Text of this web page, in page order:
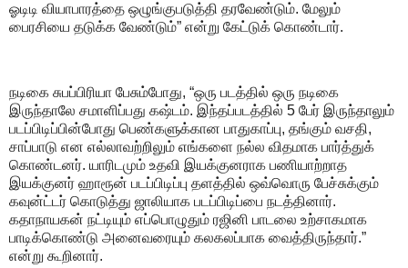
ஓடிடி வியாபாரத்தை ஒழுங்குபடுத்தி தரவேண்டும். மேலும்
பைரசியை தடுக்க வேண்டும்” என்று கேட்டுக் கொண்டார்.
நடிகை சுபப்பிரியா பேசும்போது, “ஒரு படத்தில் ஒரு நடிகை
இருந்தாலே சமாளிப்பது கஷ்டம். இந்தப்படத்தில் 5 பேர் இருந்தாலும்
படப்பிடிப்பின்போது பெண்களுக்கான பாதுகாப்பு, தங்கும் வசதி,
சாப்பாடு என எல்லாவற்றிலும் எங்களை நல்ல விதமாக பார்த்துக்
கொண்டனர். யாரிடமும் உதவி இயக்குனராக பணியாற்றாத
இயக்குனர் ஹாரூன் படப்பிடிப்பு தளத்தில் ஒவ்வொரு பேச்சுக்கும்
கவுன்ட்டர் கொடுத்து ஜாலியாக படப்பிடிப்பை நடத்தினார்.
கதாநாயகன் நட்டியும் எப்பொழுதும் ரஜினி பாடலை உற்சாகமாக
பாடிக்கொண்டு அனைவரையும் கலகலப்பாக வைத்திருந்தார்.”
என்று கூறினார்.